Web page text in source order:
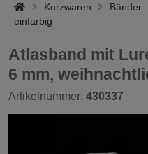
Kurzwaren Bänder
einfarbig
Atlasband mit
6 mm,
Artikelnummer: 430337